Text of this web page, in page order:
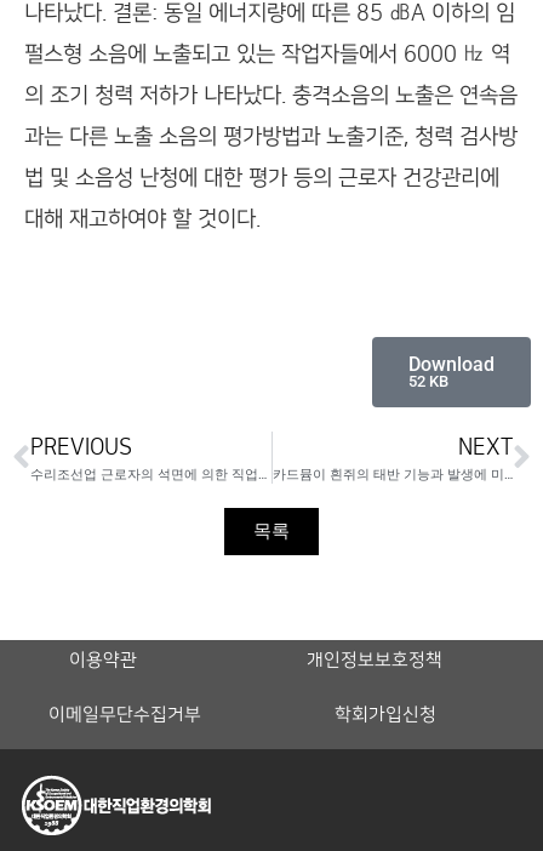
나타났다. 결론: 동일 에너지량에 따른 85 ㏈A 이하의 임
펄스형 소음에 노출되고 있는 작업자들에서 6000 ㎐ 역
의 조기 청력 저하가 나타났다. 충격소음의 노출은 연속음
과는 다른 노출 소음의 평가방법과 노출기준, 청력 검사방
법 및 소음성 난청에 대한 평가 등의 근로자 건강관리에
대해 재고하여야 할 것이다.
Download
52 KB
PREVIOUS
수리조선업 근로자의 석면에 의한 직업성 폐암 발생 증례
NEXT
카드뮴이 흰쥐의 태반 기능과 발생에 미치는 영향
목록
이용약관 개인정보보호정책
이메일무단수집거부 학회가입신청